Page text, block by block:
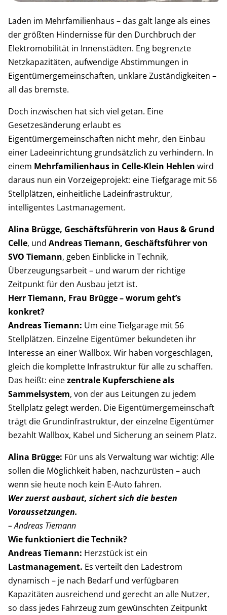
Laden im Mehrfamilienhaus – das galt lange als eines
der größten Hindernisse für den Durchbruch der
Elektromobilität in Innenstädten. Eng begrenzte
Netzkapazitäten, aufwendige Abstimmungen in
Eigentümergemeinschaften, unklare Zuständigkeiten –
all das bremste.
Doch inzwischen hat sich viel getan. Eine
Gesetzesänderung erlaubt es
Eigentümergemeinschaften nicht mehr, den Einbau
einer Ladeeinrichtung grundsätzlich zu verhindern. In
einem Mehrfamilienhaus in Celle-Klein Hehlenwird
daraus nun ein Vorzeigeprojekt: eine Tiefgarage mit 56
Stellplätzen, einheitliche Ladeinfrastruktur,
intelligentes Lastmanagement.
Alina Brügge, Geschäftsführerin von Haus & Grund
Celle, undAndreas Tiemann, Geschäftsführer von
SVO Tiemann, geben Einblicke in Technik,
Überzeugungsarbeit – und warum der richtige
Zeitpunkt für den Ausbau jetzt ist.
Herr Tiemann, Frau Brügge – worum geht’s
konkret?
Andreas Tiemann: Um eine Tiefgarage mit 56
Stellplätzen. Einzelne Eigentümer bekundeten ihr
Interesse an einer Wallbox. Wir haben vorgeschlagen,
gleich die komplette Infrastruktur für alle zu schaffen.
Das heißt: einezentrale Kupferschiene als
Sammelsystem, von der aus Leitungen zu jedem
Stellplatz gelegt werden. Die Eigentümergemeinschaft
trägt die Grundinfrastruktur, der einzelne Eigentümer
bezahlt Wallbox, Kabel und Sicherung an seinem Platz.
Alina Brügge: Für uns als Verwaltung war wichtig: Alle
sollen die Möglichkeit haben, nachzurüsten – auch
wenn sie heute noch kein E-Auto fahren.
Wer zuerst ausbaut, sichert sich die besten
Voraussetzungen.
– Andreas Tiemann
Wie funktioniert die Technik?
Andreas Tiemann: Herzstück ist ein
Lastmanagement. Es verteilt den Ladestrom
dynamisch – je nach Bedarf und verfügbaren
Kapazitäten ausreichend und gerecht an alle Nutzer,
so dass jedes Fahrzeug zum gewünschten Zeitpunkt